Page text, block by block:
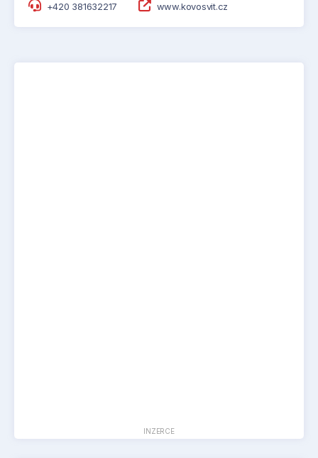
+420 381632217 www.kovosvit.cz
INZERCE